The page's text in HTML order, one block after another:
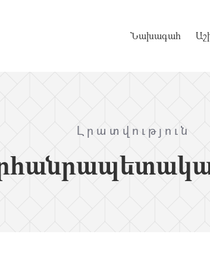
Նախագահ
Լրատվություն